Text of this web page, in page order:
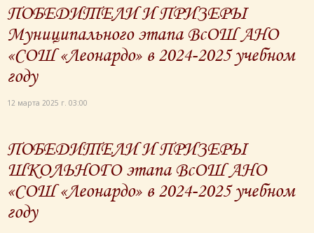
ПОБЕДИТЕЛИ И ПРИЗЕРЫ
Муниципального этапа ВсОШ АНО
«СОШ «Леонардо» в 2024-2025 учебном
году
12 марта 2025 г. 03:00
ПОБЕДИТЕЛИ И ПРИЗЕРЫ
ШКОЛЬНОГО этапа ВсОШ АНО
«СОШ «Леонардо» в 2024-2025 учебном
году